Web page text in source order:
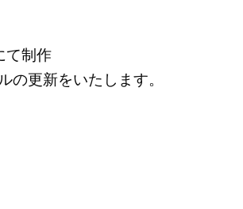
て制作
更新をいたします。